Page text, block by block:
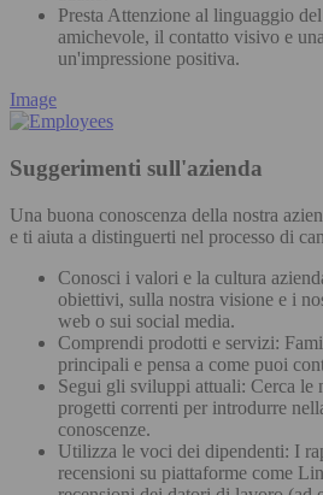
Presta Attenzione al linguaggio
amichevole, il contatto visivo e
un'impressione positiva.
Image
Suggerimenti sull'azienda
Una buona conoscenza della nostra
e ti aiuta a distinguerti nel processo di
Conosci i valori e la cultura
obiettivi, sulla nostra visione e i
web o sui social media.
Comprendi prodotti e servizi:
principali e pensa a come puoi
Segui gli sviluppi attuali: Cerca le
progetti correnti per introdurre
conoscenze.
Utilizza le voci dei dipendenti: I
recensioni su piattaforme come